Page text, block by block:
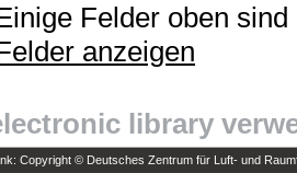
Felder oben
anzeigen
library
Copyright © Deutsches Zentrum für Luft- und